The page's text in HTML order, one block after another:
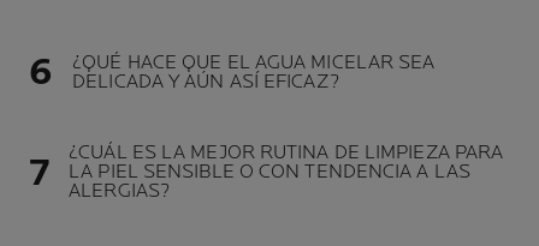
¿QUÉ HACE QUE EL AGUA MICELAR SEA
DELICADA Y AÚN ASÍ EFICAZ?
¿CUÁL ES LA MEJOR RUTINA DE LIMPIEZA PARA
LA PIEL SENSIBLE O CON TENDENCIA A LAS
ALERGIAS?